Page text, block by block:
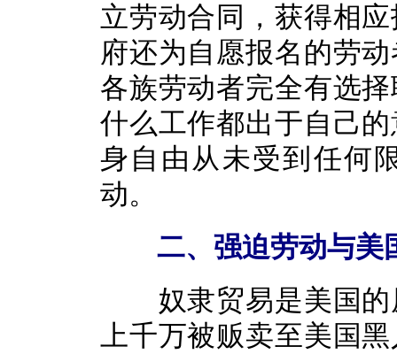
立劳动合同，获得相
府还为自愿报名的劳
各族劳动者完全有选
什么工作都出于自己
身自由从未受到任何
动。
二、强迫劳动与美
奴隶贸易是美国的
上千万被贩卖至美国